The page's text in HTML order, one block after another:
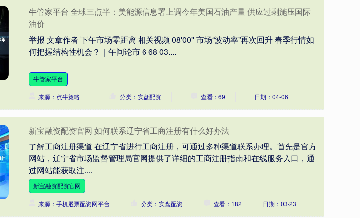
牛管家平台 全球三点半：美能源信息署上调今年美国石油产量 供应过剩施压国际
油价
举报 文章作者 下午市场零距离 相关视频 08'00'' 市场“波动率”再次回升 春季行情如
何把握结构性机会？｜午间论市 6 68 03....
牛管家平台
来源：点牛策略 分类：实盘配资 查看：69 日期：04-06
新宝融资配资官网 如何联系辽宁省工商注册有什么好办法
了解工商注册渠道 在辽宁省进行工商注册，可通过多种渠道联系办理。首先是官方
网站，辽宁省市场监督管理局官网提供了详细的工商注册指南和在线服务入口，通
过网站能获取注....
新宝融资配资官网
来源：手机股票配资网平台 分类：实盘配资 查看：182 日期：03-23